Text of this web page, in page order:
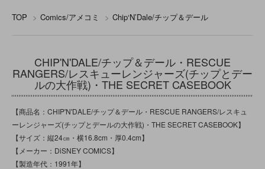
TOP > Comics/アメコミ > Chip‘N’Dale/チップ＆デール
CHIP'N'DALE/チップ＆デール・RESCUE
RANGERS/レスキューレンジャーズ(チップとデー
ルの大作戦)・THE SECRET CASEBOOK
【商品名：CHIP'N'DALE/チップ＆デール・RESCUE RANGERS/レスキュ
ーレンジャーズ(チップとデールの大作戦)・THE SECRET CASEBOOK】
【サイズ：縦24㎝・横16.8cm・厚0.4cm】
【メーカー：DiSNEY COMICS】
【製造年代：1991年】